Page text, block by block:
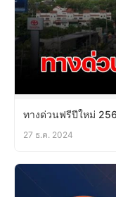
ทางด่วนฟรีปีใหม่
27 ธ.ค. 2024